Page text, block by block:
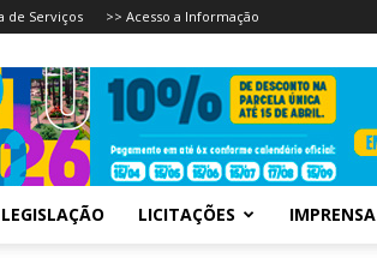
de Serviços >> Acesso a Informação
LEGISLAÇÃO LICITAÇÕES IMPRENSA